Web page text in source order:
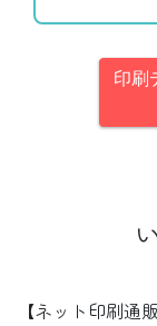
印刷
【ネット印刷